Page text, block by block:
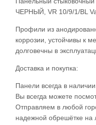
ЧЕРНЫЙ, VR 10/9/1/BL
Профили из
коррозии, устойчивы к
долговечны в
Доставка и покупка:
Панели всегда в
Вы всегда можете
Отправляем в любой
надежной обрешётке на